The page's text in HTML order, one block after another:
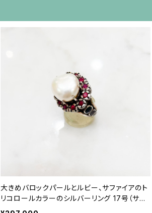
大きめバロックパールとルビー、サファイアのト
リコロールカラーのシルバーリング 17号（サイ
ズ直し不可）